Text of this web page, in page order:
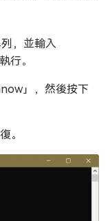
，並輸入
行。
」，然後按下
。